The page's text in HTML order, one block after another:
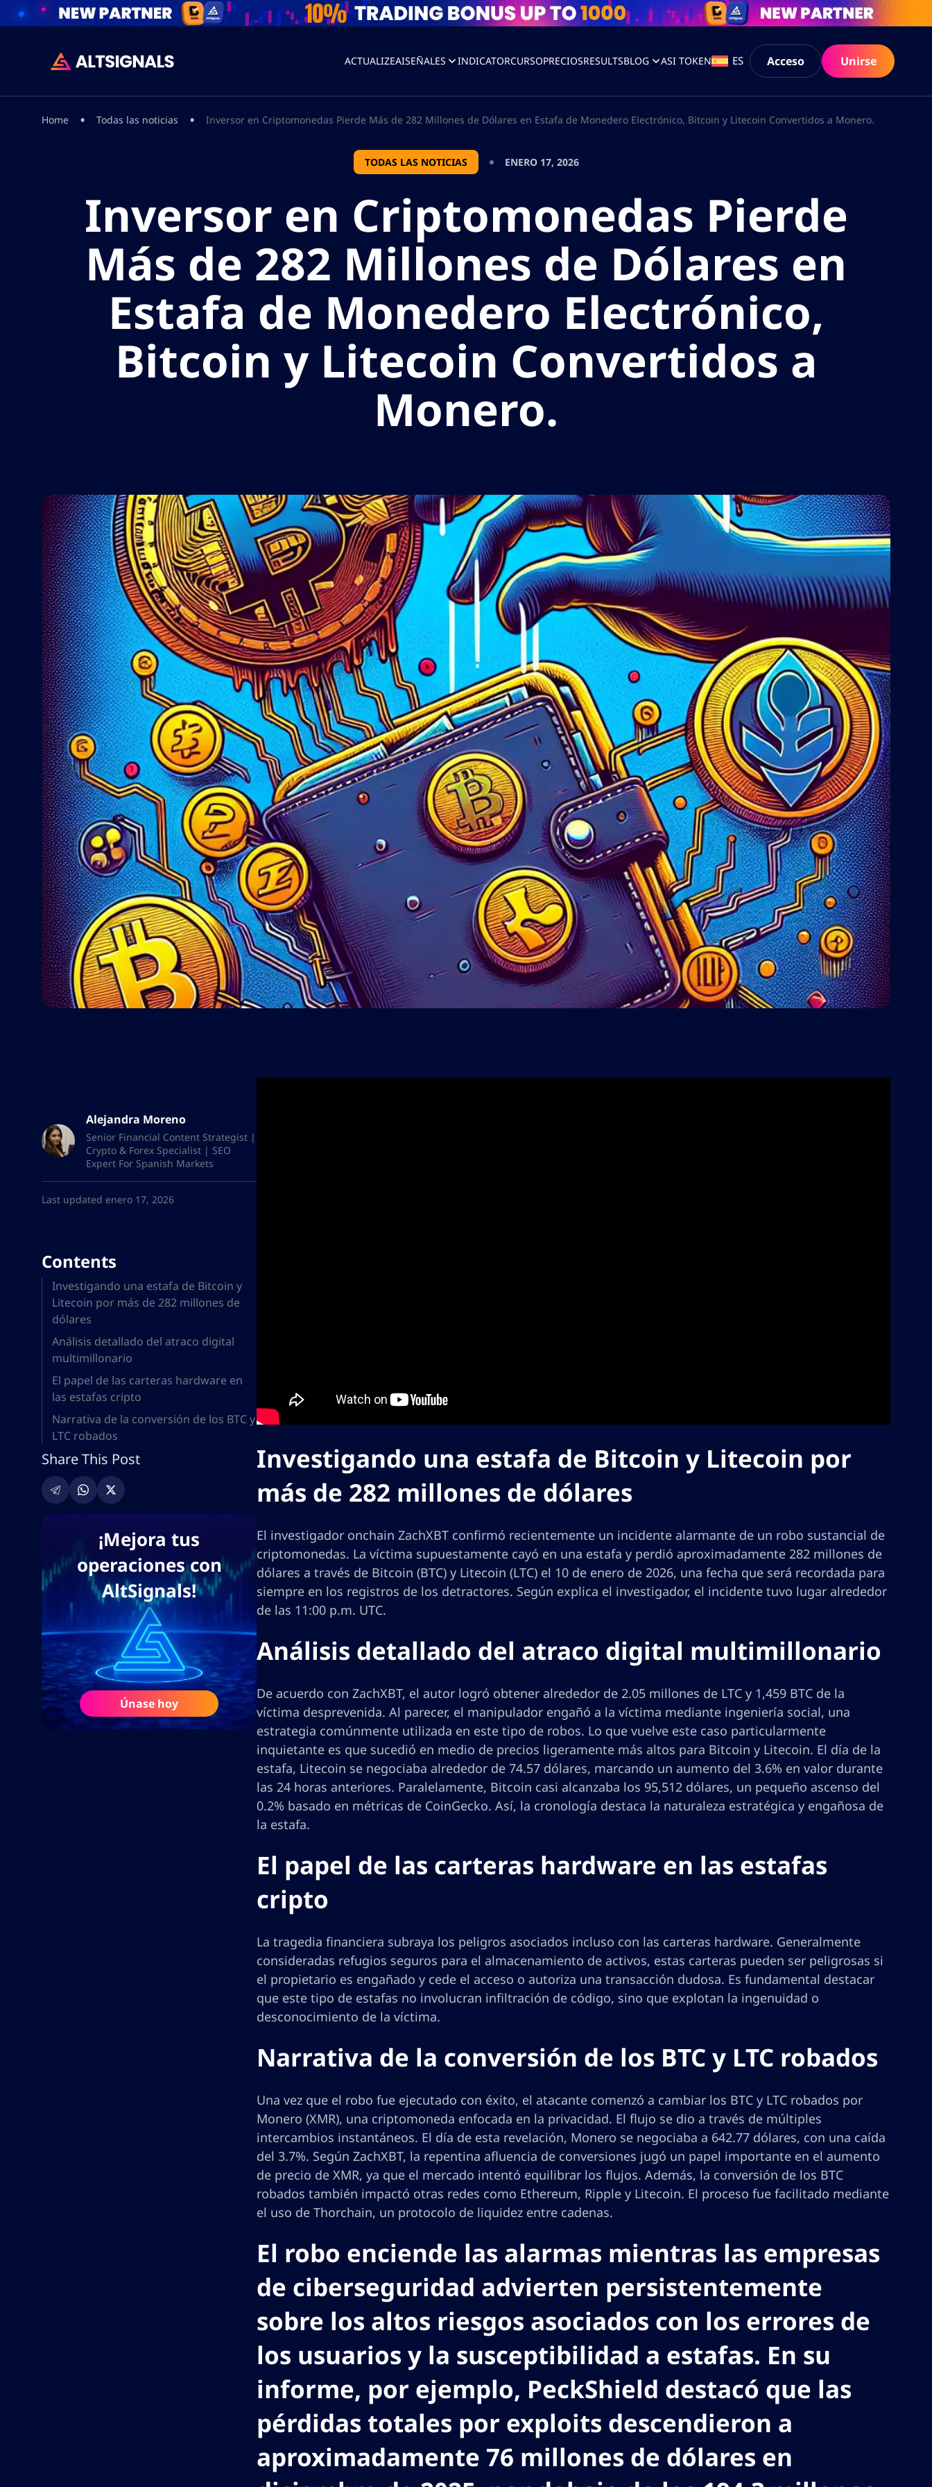
ACTUALIZEAISEÑALES INDICATORCURSOPRECIOSRESULTSBLOG ASI TOKEN ES Acceso Unirse
Home • Todas las noticias • Inversor en Criptomonedas Pierde Más de 282 Millones de Dólares en Estafa de Monedero Electrónico, Bitcoin y Litecoin Convertidos a Monero.
TODAS LAS NOTICIAS ENERO 17, 2026
Inversor en Criptomonedas Pierde
Más de 282 Millones de Dólares en
Estafa de Monedero Electrónico,
Bitcoin y Litecoin Convertidos a
Monero.
Alejandra Moreno
Senior Financial Content Strategist |
Crypto & Forex Specialist | SEO
Expert For Spanish Markets
Last updated enero 17, 2026
Contents
Investigando una estafa de Bitcoin y
Litecoin por más de 282 millones de
dólares
Análisis detallado del atraco digital
multimillonario
El papel de las carteras hardware en
las estafas cripto
Narrativa de la conversión de los BTC y
LTC robados
Share This Post
¡Mejora tus
operaciones con
AltSignals!
Únase hoy
Investigando una estafa de Bitcoin y Litecoin por
más de 282 millones de dólares
El investigador onchain ZachXBT confirmó recientemente un incidente alarmante de un robo sustancial de
criptomonedas. La víctima supuestamente cayó en una estafa y perdió aproximadamente 282 millones de
dólares a través de Bitcoin (BTC) y Litecoin (LTC) el 10 de enero de 2026, una fecha que será recordada para
siempre en los registros de los detractores. Según explica el investigador, el incidente tuvo lugar alrededor
de las 11:00 p.m. UTC.
Análisis detallado del atraco digital multimillonario
De acuerdo con ZachXBT, el autor logró obtener alrededor de 2.05 millones de LTC y 1,459 BTC de la
víctima desprevenida. Al parecer, el manipulador engañó a la víctima mediante ingeniería social, una
estrategia comúnmente utilizada en este tipo de robos. Lo que vuelve este caso particularmente
inquietante es que sucedió en medio de precios ligeramente más altos para Bitcoin y Litecoin. El día de la
estafa, Litecoin se negociaba alrededor de 74.57 dólares, marcando un aumento del 3.6% en valor durante
las 24 horas anteriores. Paralelamente, Bitcoin casi alcanzaba los 95,512 dólares, un pequeño ascenso del
0.2% basado en métricas de CoinGecko. Así, la cronología destaca la naturaleza estratégica y engañosa de
la estafa.
El papel de las carteras hardware en las estafas
cripto
La tragedia financiera subraya los peligros asociados incluso con las carteras hardware. Generalmente
consideradas refugios seguros para el almacenamiento de activos, estas carteras pueden ser peligrosas si
el propietario es engañado y cede el acceso o autoriza una transacción dudosa. Es fundamental destacar
que este tipo de estafas no involucran infiltración de código, sino que explotan la ingenuidad o
desconocimiento de la víctima.
Narrativa de la conversión de los BTC y LTC robados
Una vez que el robo fue ejecutado con éxito, el atacante comenzó a cambiar los BTC y LTC robados por
Monero (XMR), una criptomoneda enfocada en la privacidad. El flujo se dio a través de múltiples
intercambios instantáneos. El día de esta revelación, Monero se negociaba a 642.77 dólares, con una caída
del 3.7%. Según ZachXBT, la repentina afluencia de conversiones jugó un papel importante en el aumento
de precio de XMR, ya que el mercado intentó equilibrar los flujos. Además, la conversión de los BTC
robados también impactó otras redes como Ethereum, Ripple y Litecoin. El proceso fue facilitado mediante
el uso de Thorchain, un protocolo de liquidez entre cadenas.
El robo enciende las alarmas mientras las empresas
de ciberseguridad advierten persistentemente
sobre los altos riesgos asociados con los errores de
los usuarios y la susceptibilidad a estafas. En su
informe, por ejemplo, PeckShield destacó que las
pérdidas totales por exploits descendieron a
aproximadamente 76 millones de dólares en